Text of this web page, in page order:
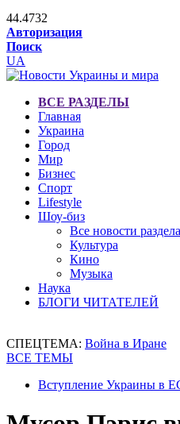
44.4732
Авторизация
Поиск
UA
ВСЕ РАЗДЕЛЫ
Главная
Украина
Город
Мир
Бизнес
Спорт
Lifestyle
Шоу-биз
Все новости раздела
Культура
Кино
Музыка
Наука
БЛОГИ ЧИТАТЕЛЕЙ
СПЕЦТЕМА: Война в Иране
ВСЕ ТЕМЫ
Вступление Украины в